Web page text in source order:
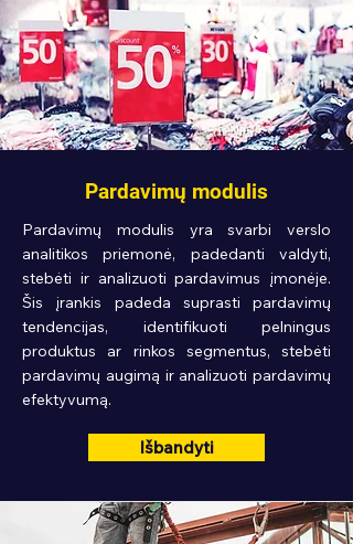
Pardavimų modulis
Pardavimų modulis yra svarbi verslo
analitikos priemonė, padedanti valdyti,
stebėti ir analizuoti pardavimus įmonėje.
Šis įrankis padeda suprasti pardavimų
tendencijas, identifikuoti pelningus
produktus ar rinkos segmentus, stebėti
pardavimų augimą ir analizuoti pardavimų
efektyvumą.
Išbandyti